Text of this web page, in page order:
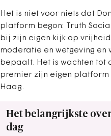
Het is niet voor niets dat
platform begon: Truth
bij zijn eigen kijk op
moderatie en wetgeving en
bepaalt. Het is wachten tot
premier zijn eigen platform
Haag.
Het belangrijkste
dag